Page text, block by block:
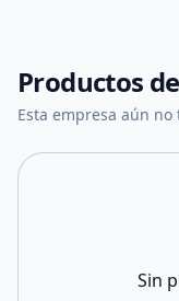
Productos de
Esta empresa aún
Sin